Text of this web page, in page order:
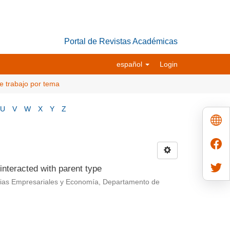
Portal de Revistas Académicas
español Login
trabajo por tema
U V W X Y Z
with parent type
Empresariales y Economía, Departamento de